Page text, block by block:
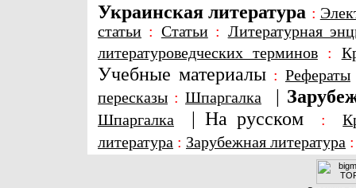
Украинская литература :
статьи : Статьи: Литературная
литературоведческих терминов:
Учебные материалы : Рефераты
пересказы : Шпаргалка |
Шпаргалка | На русском :
литература : Зарубежная литература